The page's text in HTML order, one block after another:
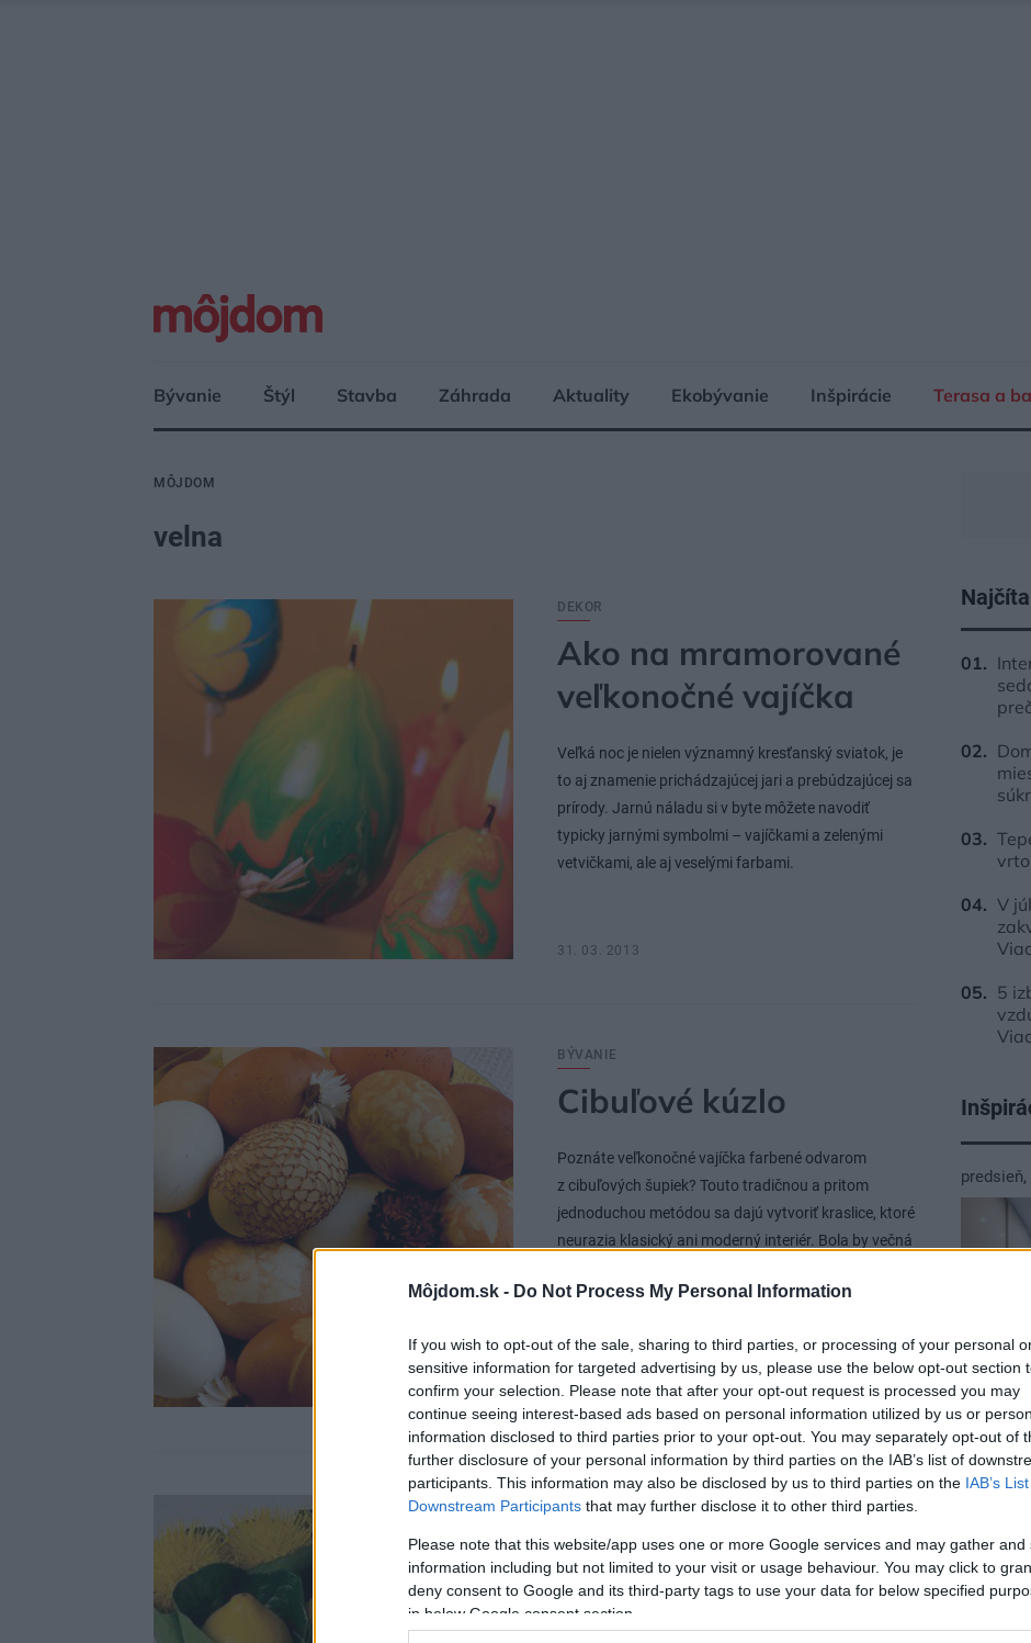
Môjdom.sk - Do Not Process My Personal Information
If you wish to opt-out of the sale, sharing to third parties, or processing of your personal
sensitive information for targeted advertising by us, please use the below opt-out section
confirm your selection. Please note that after your opt-out request is processed you may
continue seeing interest-based ads based on personal information utilized by us or
information disclosed to third parties prior to your opt-out. You may separately opt-out of
further disclosure of your personal information by third parties on the IAB’s list of
participants. This information may also be disclosed by us to third parties on the IAB’s
Downstream Participants that may further disclose it to other third parties.
Please note that this website/app uses one or more Google services and may gather and
information including but not limited to your visit or usage behaviour. You may click to
deny consent to Google and its third-party tags to use your data for below specified
in below Google consent section.
Bývanie Štýl Stavba Záhrada Aktuality Ekobývanie Inšpirácie Terasa a
MÔJDOM
velna
DEKOR
Ako na mramorované
veľkonočné vajíčka
Veľká noc je nielen významný kresťanský sviatok, je
to aj znamenie prichádzajúcej jari a prebúdzajúcej sa
prírody. Jarnú náladu si v byte môžete navodiť
typicky jarnými symbolmi – vajíčkami a zelenými
vetvičkami, ale aj veselými farbami.
31. 03. 2013
BÝVANIE
Cibuľové kúzlo
Poznáte veľkonočné vajíčka farbené odvarom
z cibuľových šupiek? Touto tradičnou a pritom
jednoduchou metódou sa dajú vytvoriť kraslice, ktoré
neurazia klasický ani moderný interiér. Bola by večná
18. 04. 2011
DEKOR
Dotyk jarného slnka
Aj takto výstižne možno nazvať sviežu kompozíciu,
ktorá reprezentuje najtypickejšiu farbu blížiacej sa
V
5
predsieň,